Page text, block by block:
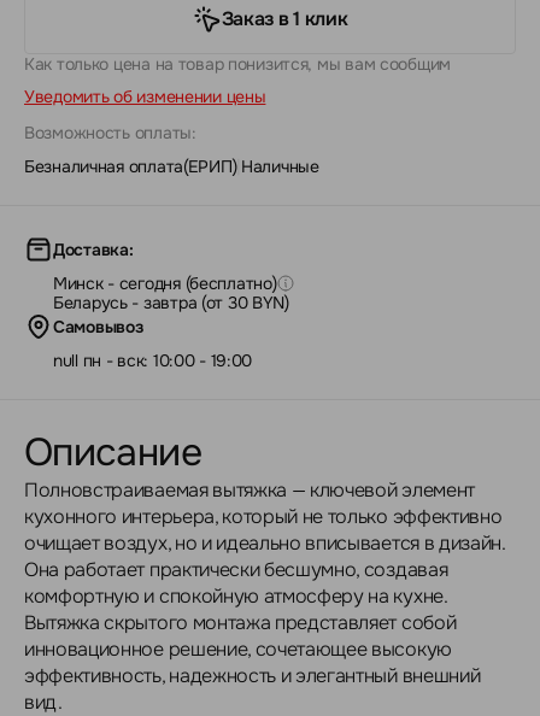
Заказ в 1 клик
Как только цена на товар понизится, мы вам сообщим
Уведомить об изменении цены
Возможность оплаты:
Безналичная оплата(ЕРИП)| Наличные
Доставка:
Минск - сегодня (бесплатно)
Беларусь - завтра (от 30 BYN)
Самовывоз
null пн - вск: 10:00 - 19:00
Описание
Полновстраиваемая вытяжка — ключевой элемент
кухонного интерьера, который не только эффективно
очищает воздух, но и идеально вписывается в дизайн.
Она работает практически бесшумно, создавая
комфортную и спокойную атмосферу на кухне.
Вытяжка скрытого монтажа представляет собой
инновационное решение, сочетающее высокую
эффективность, надежность и элегантный внешний
вид.